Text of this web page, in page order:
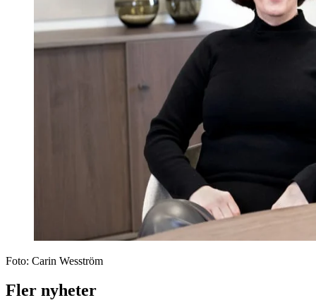
Foto: Carin Wesström
Fler nyheter